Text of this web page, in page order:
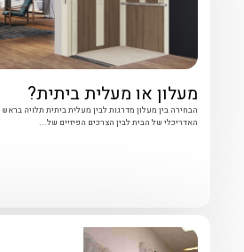
מעלון או מעלית ביתית?
הבחירה בין מעלון מדרגות לבין מעלית ביתית תלויה
האדריכלי של הבית לבין הצרכים הפיזיים של...